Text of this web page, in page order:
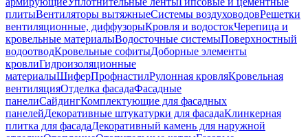
плитыВентиляторы вытяжныеСистемы воздуховодовРешетки
вентиляционные, диффузорыКровля и водостокЧерепица и
кровельные материалыВодосточные системыПоверхностный
водоотводКровельные софитыДоборные элементы
кровлиГидроизоляционные
материалыШиферПрофнастилРулонная кровляКровельная
вентиляцияОтделка фасадаФасадные
панелиСайдингКомплектующие для фасадных
панелейДекоративные штукатурки для фасадаКлинкерная
плитка для фасадаДекоративный камень для наружной